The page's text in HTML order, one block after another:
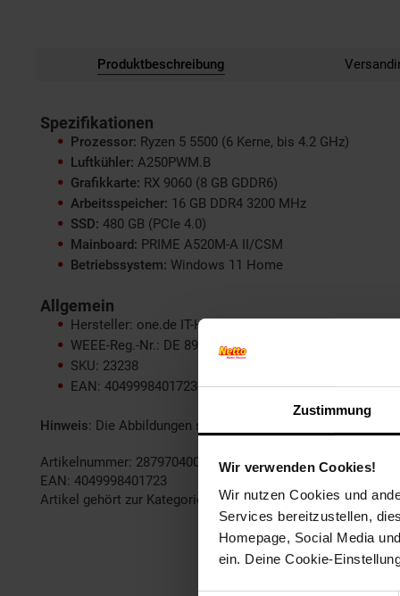
Zustimmung
Wir verwenden Cookies!
Wir nutzen Cookies und
Services bereitzustellen,
Homepage, Social Media
ein. Deine Cookie-
Produktbeschreibung
Spezifikationen
Prozessor: Ryzen 5 5500 (6 Kerne, bis 4.2 GHz)
Luftkühler: A250PWM.B
Grafikkarte: RX 9060 (8 GB GDDR6)
Arbeitsspeicher: 16 GB DDR4 3200 MHz
SSD: 480 GB (PCIe 4.0)
Mainboard: PRIME A520M-A II/CSM
Betriebssystem: Windows 11 Home
Allgemein
Hersteller: one.de IT-Handelsgesellschaft mbH
WEEE-Reg.-Nr.: DE 89475384
SKU: 23238
EAN: 4049998401723
Hinweis: Die Abbildungen sind beispielhaft und können je
Artikelnummer: 2879704000
EAN: 4049998401723
Artikel gehört zur Kategorie:
PCs